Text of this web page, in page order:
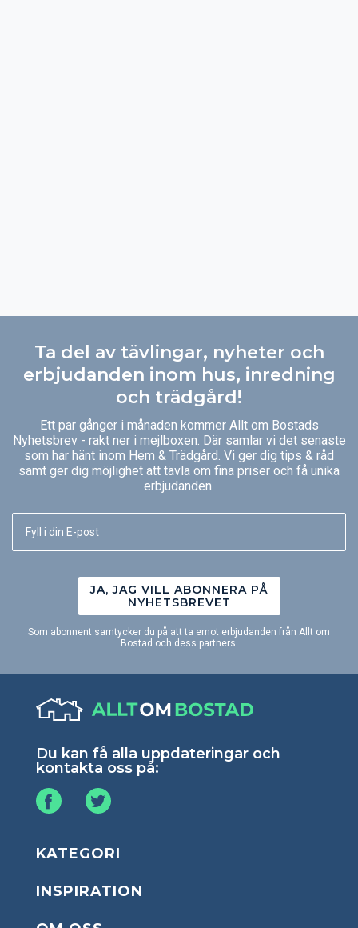
Ta del av tävlingar, nyheter och
erbjudanden inom hus, inredning
och trädgård!
Ett par gånger i månaden kommer Allt om Bostads
Nyhetsbrev - rakt ner i mejlboxen. Där samlar vi det senaste
som har hänt inom Hem & Trädgård. Vi ger dig tips & råd
samt ger dig möjlighet att tävla om fina priser och få unika
erbjudanden.
JA, JAG VILL ABONNERA PÅ
NYHETSBREVET
Som abonnent samtycker du på att ta emot erbjudanden från Allt om
Bostad och dess partners.
Du kan få alla uppdateringar och
kontakta oss på:
KATEGORI
INSPIRATION